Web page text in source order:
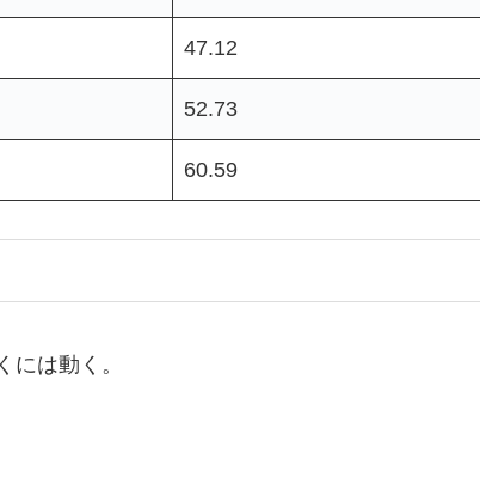
47.12
52.73
60.59
は動く。